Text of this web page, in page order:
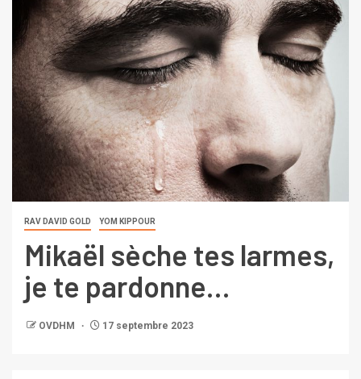
RAV DAVID GOLD YOM KIPPOUR
Mikaël sèche tes larmes,
je te pardonne…
OVDHM 17 septembre 2023